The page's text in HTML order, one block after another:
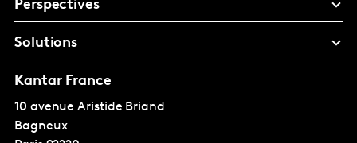
Perspectives
Solutions
Kantar France
10 avenue Aristide Briand
Bagneux